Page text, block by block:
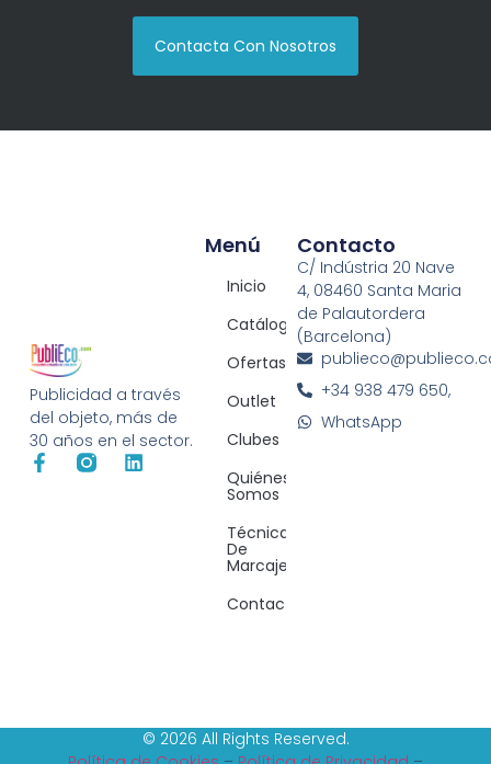
Contacta Con Nosotros
Publicidad a través
del objeto, más de
30 años en el sector.
Menú
Inicio
Catálogos
Ofertas
Outlet
Clubes
Quiénes
Somos
Técnicas
De
Marcaje
Contacto
Contacto
C/ Indústria 20 Nave
4, 08460 Santa Maria
de Palautordera
(Barcelona)
+34 938 479 650,
WhatsApp
© 2026 All Rights Reserved.